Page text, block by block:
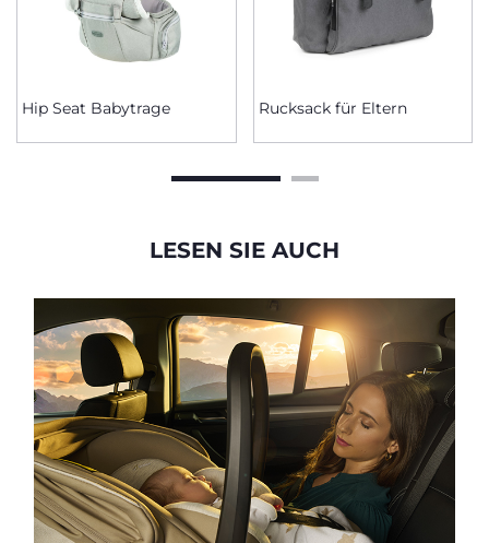
Hip Seat Babytrage Rucksack für Eltern
LESEN SIE AUCH